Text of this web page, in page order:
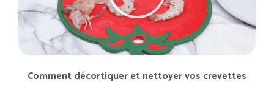
Comment décortiquer et nettoyer vos crevettes